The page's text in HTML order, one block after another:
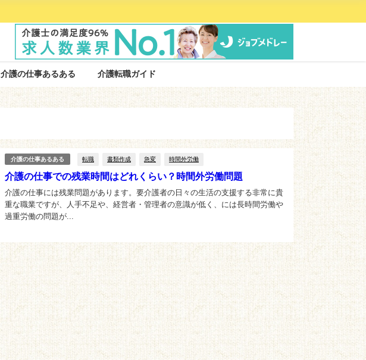
介護の仕事あるある 介護転職ガイド
介護の仕事あるある 転職 書類作成 急変 時間外労働
介護の仕事での残業時間はどれくらい？時間外労働問題
介護の仕事には残業問題があります。要介護者の日々の生活の支援する非常に貴
重な職業ですが、人手不足や、経営者・管理者の意識が低く、には長時間労働や
過重労働の問題が...